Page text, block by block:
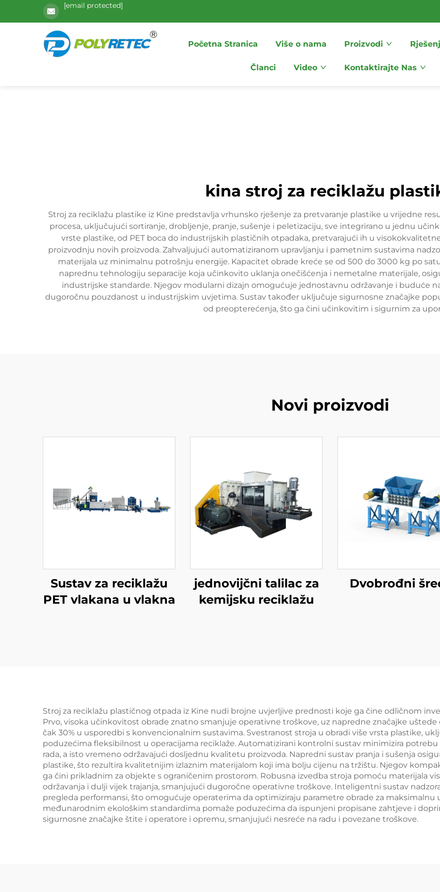
[email protected]
Početna Stranica Više o nama Proizvodi
Članci Video Kontaktirajte Nas
kina stroj za reciklažu
Stroj za reciklažu plastike iz Kine predstavlja vrhunsko rješenje za pretvaranje plastike u vrijedne
procesa, uključujući sortiranje, drobljenje, pranje, sušenje i peletizaciju, sve integrirano u jednu
vrste plastike, od PET boca do industrijskih plastičnih otpadaka, pretvarajući ih u
proizvodnju novih proizvoda. Zahvaljujući automatiziranom upravljanju i pametnim sustavima
materijala uz minimalnu potrošnju energije. Kapacitet obrade kreće se od 500 do 3000 kg po
naprednu tehnologiju separacije koja učinkovito uklanja onečišćenja i nemetalne materijale,
industrijske standarde. Njegov modularni dizajn omogućuje jednostavnu održavanje i buduće
dugoročnu pouzdanost u industrijskim uvjetima. Sustav također uključuje sigurnosne značajke
od preopterećenja, što ga čini učinkovitim i sigurnim za
Novi proizvodi
Sustav za reciklažu
PET vlakana u vlakna
jednovijčni talilac za
kemijsku reciklažu
Dvobrođni
Stroj za reciklažu plastičnog otpada iz Kine nudi brojne uvjerljive prednosti koje ga čine odličnom
Prvo, visoka učinkovitost obrade znatno smanjuje operativne troškove, uz napredne značajke
čak 30% u usporedbi s konvencionalnim sustavima. Svestranost stroja u obradi više vrsta plastike,
poduzećima fleksibilnost u operacijama reciklaže. Automatizirani kontrolni sustav minimizira
rada, a isto vremeno održavajući dosljednu kvalitetu proizvoda. Napredni sustav pranja i sušenja
plastike, što rezultira kvalitetnijim izlaznim materijalom koji ima bolju cijenu na tržištu. Njegov
ga čini prikladnim za objekte s ograničenim prostorom. Robusna izvedba stroja pomoću materijala
održavanja i dulji vijek trajanja, smanjujući dugoročne operativne troškove. Inteligentni sustav
pregleda performansi, što omogućuje operaterima da optimiziraju parametre obrade za maksimalnu
međunarodnim ekološkim standardima pomaže poduzećima da ispunjeni propisane zahtjeve i
sigurnosne značajke štite i operatore i opremu, smanjujući nesreće na radu i povezane troškove.